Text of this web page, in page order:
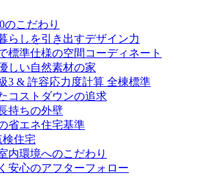
のこだわり
らしを引き出すデザイン力
標準仕様の空間コーディネート
しい自然素材の家
3 & 許容応力度計算 全棟標準
コストダウンの追求
持ちの外壁
省エネ住宅基準
検住宅
内環境へのこだわり
安心のアフターフォロー